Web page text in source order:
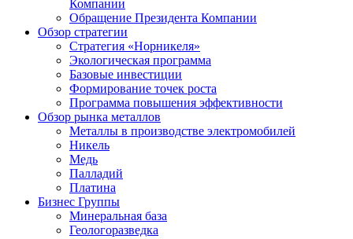
Компании
Обращение Президента Компании
Обзор стратегии
Стратегия «Норникеля»
Экологическая программа
Базовые инвестиции
Формирование точек роста
Программа повышения эффективности
Обзор рынка металлов
Металлы в производстве электромобилей
Никель
Медь
Палладий
Платина
Бизнес Группы
Минеральная база
Геологоразведка